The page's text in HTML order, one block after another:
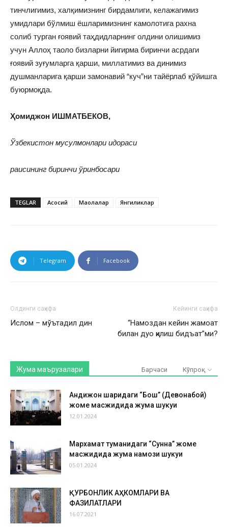
тинчлигимиз, халқимизнинг бирдамлиги, келажагимиз
умидлари бўлмиш ёшларимизнинг камолотига рахна
солиб турган ғоявий таҳдидларнинг олдини олишимиз
учун Аллоҳ таоло бизларни йигирма биринчи асрдаги
ғоявий зуғумларга қарши, миллатимиз ва динимиз
душманларига қарши замонавий “куч”ни тайёрлаб қўйишга
буюрмоқда.
Ҳомиджон ИШМАТБЕКОВ,
Ўзбекистон мусулмонлари идораси
раисининг биринчи ўринбосари
TEGLAR Асосий Мақолалар Янгиликлар
Telegram Facebook
Олдинги саҳифа
Ислом – мўътадил дин
Кейинги саҳифа
“Намоздан кейин жамоат
билан дуо қилиш бидъат”ми?
Жума маърузалари Барчаси Кўпроқ
Андижон шаҳридаги “Бош” (Девонабой)
жоме масжидида жума шукуҳи
12.01.2024
Мархамат туманидаги “Сунна” жоме
масжидида жума намози шукуҳи
05.01.2024
ҚУРБОНЛИК АҲКОМЛАРИ ВА
ФАЗИЛАТЛАРИ
16.07.2021